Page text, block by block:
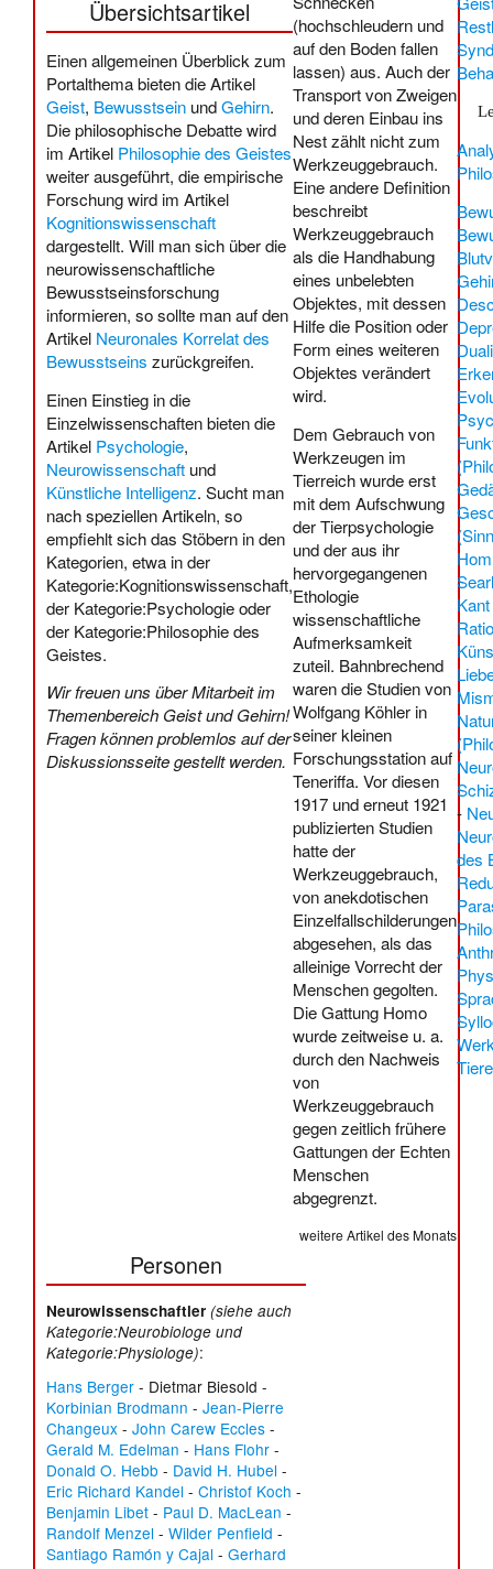
Übersichtsartikel
Einen allgemeinen Überblick zum
Portalthema bieten die Artikel
Geist, Bewusstsein undGehirn.
Die philosophische Debatte wird
im Artikel Philosophie des Geistes
weiter ausgeführt, die empirische
Forschung wird im Artikel
Kognitionswissenschaft
dargestellt. Will man sich über die
neurowissenschaftliche
Bewusstseinsforschung
informieren, so sollte man auf den
Artikel Neuronales Korrelat des
Bewusstseins zurückgreifen.
Einen Einstieg in die
Einzelwissenschaften bieten die
Artikel Psychologie,
Neurowissenschaft und
Künstliche Intelligenz. Sucht man
nach speziellen Artikeln, so
empfiehlt sich das Stöbern in den
Kategorien, etwa in der
Kategorie:Kognitionswissenschaft,
der Kategorie:Psychologieoder
der Kategorie:Philosophie des
Geistes.
Wir freuen uns über Mitarbeit im
Themenbereich Geist und Gehirn!
Fragen können problemlos auf der
Diskussionsseitegestellt werden.
(hochschleudern und
auf den Boden fallen
lassen) aus. Auch der
Transport von Zweigen
und deren Einbau ins
Nest zählt nicht zum
Werkzeuggebrauch.
Eine andere Definition
beschreibt
Werkzeuggebrauch
als die Handhabung
eines unbelebten
Objektes, mit dessen
Hilfe die Position oder
Form eines weiteren
Objektes verändert
wird.
Dem Gebrauch von
Werkzeugen im
Tierreich wurde erst
mit dem Aufschwung
der Tierpsychologie
und der aus ihr
hervorgegangenen
Ethologie
wissenschaftliche
Aufmerksamkeit
zuteil. Bahnbrechend
waren die Studien von
Wolfgang Köhler in
seiner kleinen
Forschungsstation auf
Teneriffa. Vor diesen
1917 und erneut 1921
publizierten Studien
hatte der
Werkzeuggebrauch,
von anekdotischen
Einzelfallschilderungen
abgesehen, als das
alleinige Vorrecht der
Menschen gegolten.
Die Gattung Homo
wurde zeitweise u. a.
durch den Nachweis
von
Werkzeuggebrauch
gegen zeitlich frühere
Gattungen der Echten
Menschen
abgegrenzt.
weitere Artikel des Monats
Kant
-
des
Personen
Neurowissenschaftler (siehe auch
Kategorie:Neurobiologe und
Kategorie:Physiologe):
Hans Berger - Dietmar Biesold -
Korbinian Brodmann -Jean-Pierre
Changeux -John Carew Eccles -
Gerald M. Edelman - Hans Flohr -
Donald O. Hebb - David H. Hubel -
Eric Richard Kandel -Christof Koch -
Benjamin Libet - Paul D. MacLean -
Randolf Menzel -Wilder Penfield -
Santiago Ramón y Cajal -Gerhard